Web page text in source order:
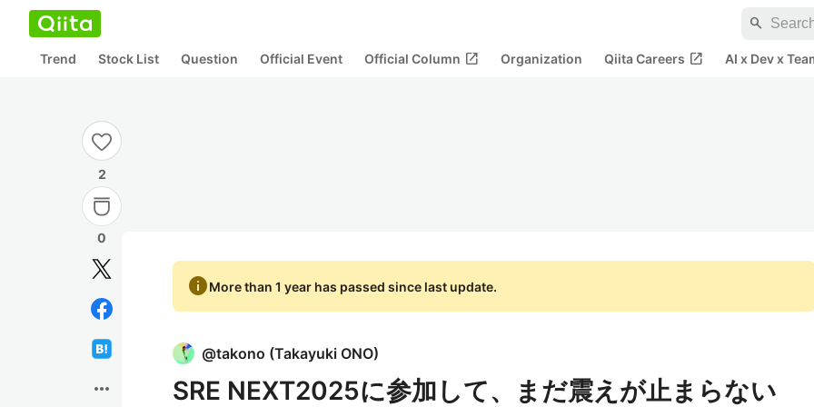
search
Trend Stock List Question Official Event Official Column open_in_new Organization Qiita Careers open_in_new AI x Dev x
2
0
more_horiz
infoMore than 1 year has passed since last update.
@takono (Takayuki ONO)
SRE NEXT2025に参加して、まだ震えが止まらない